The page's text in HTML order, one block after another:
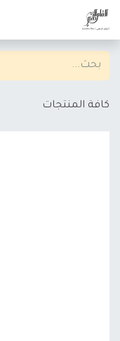
تخطي للذهاب إلى المحتوى
كافة المنتجات